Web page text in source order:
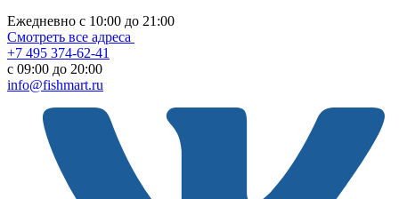
Ежедневно с 10:00 до 21:00
Смотреть все адреса
+7 495 374-62-41
c 09:00 до 20:00
info@fishmart.ru